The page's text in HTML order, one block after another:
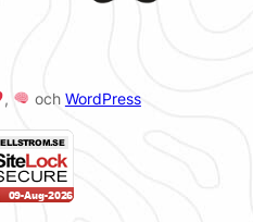
, och WordPress